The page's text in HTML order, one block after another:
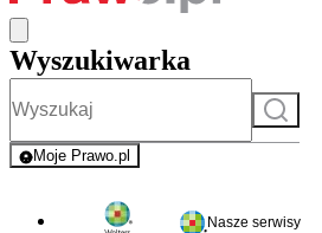
Wyszukiwarka
Szukaj
Moje Prawo.pl
- rejestracja i logowanie do serwisu
Nasze serwisy